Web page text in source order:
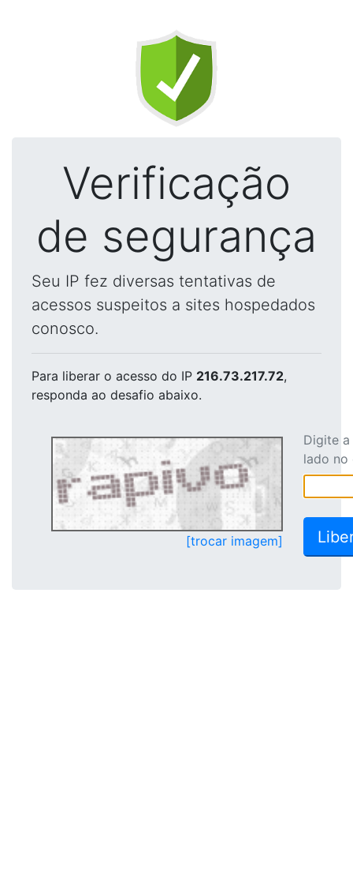
Verificação
de segurança
Seu IP fez diversas tentativas de
acessos suspeitos a sites hospedados
conosco.
Para liberar o acesso do IP 216.73.217.72,
responda ao desafio abaixo.
[trocar imagem]
Digite
lado no